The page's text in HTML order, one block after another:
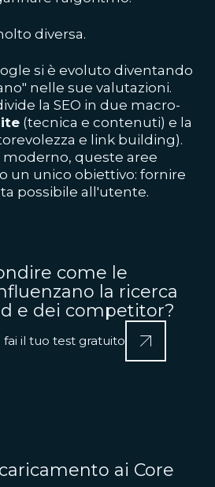
diversa.
si è evoluto diventando
nelle sue valutazioni.
la SEO in due macro-
(tecnica e contenuti) e la
e link building).
moderno, queste aree
un unico obiettivo: fornire
possibile all'utente.
come le
la ricerca
e dei competitor?
il tuo test gratuito
ai Core